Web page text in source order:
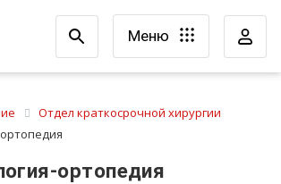
Меню
Отдел краткосрочной хирургии
ортопедия